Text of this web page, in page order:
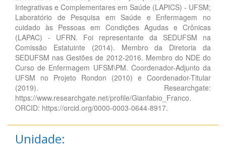
Integrativas e Complementares em Saúde (LAPICS) - UFSM;
Laboratório de Pesquisa em Saúde e Enfermagem no
cuidado às Pessoas em Condições Agudas e Crônicas
(LAPAC) - UFRN. Foi representante da SEDUFSM na
Comissão Estatuinte (2014). Membro da Diretoria da
SEDUFSM nas Gestões de 2012-2016. Membro do NDE do
Curso de Enfermagem UFSM\PM. Coordenador-Adjunto da
UFSM no Projeto Rondon (2010) e Coordenador-Titular
(2019). Researchgate:
https://www.researchgate.net/profile/Gianfabio_Franco.
ORCID: https://orcid.org/0000-0003-0644-8917.
Unidade: